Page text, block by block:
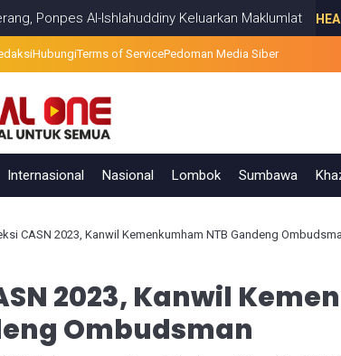
Al-Ishlahuddiny Keluarkan Maklumlat HEADLINE
HubungiTerms of ServicePedoman Media Siber
Internasional Nasional Lombok Sumbawa
CASN 2023, Kanwil Kemenkumham NTB Gandeng
2023, Kanwil
Ombudsman